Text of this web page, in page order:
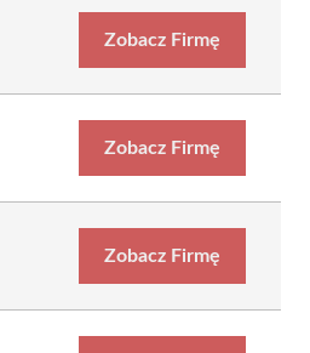
Zobacz Firmę
Zobacz Firmę
Zobacz Firmę